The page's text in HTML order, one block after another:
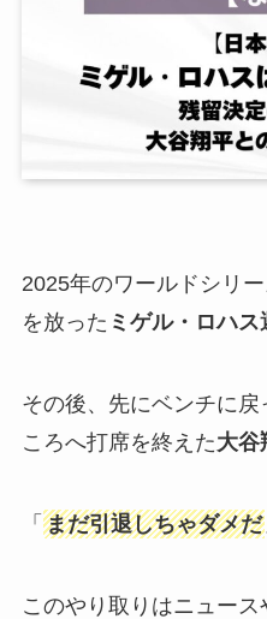
2025年のワールドシリ
を放った ミゲル・ロハス
その後、先にベンチに
ころへ打席を終えた大谷
「 まだ引退しちゃダメだ
このやり取りはニュー